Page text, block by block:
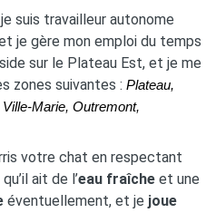
suis travailleur autonome
je gère mon emploi du temps
sur le Plateau Est, et je me
zones suivantes : Plateau,
Marie, Outremont,
votre chat en respectant
ait de l’eau fraîche et une
éventuellement, et je joue